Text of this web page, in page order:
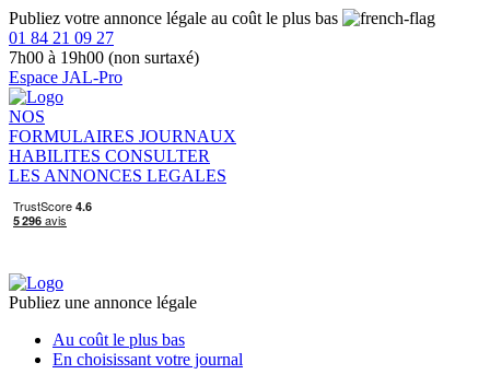
Publiez votre annonce légale au coût le plus bas
01 84 21 09 27
7h00 à 19h00 (non surtaxé)
Espace JAL-Pro
NOS
FORMULAIRES JOURNAUX
HABILITES CONSULTER
LES ANNONCES LEGALES
Publiez une annonce légale
Au coût le plus bas
En choisissant votre journal